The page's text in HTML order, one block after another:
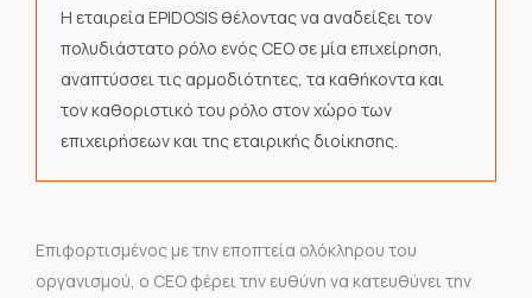
Η εταιρεία EPIDOSIS θέλοντας να αναδείξει τον
πολυδιάστατο ρόλο ενός CEO σε μία επιχείρηση,
αναπτύσσει τις αρμοδιότητες, τα καθήκοντα και
τον καθοριστικό του ρόλο στον χώρο των
επιχειρήσεων και της εταιρικής διοίκησης.
Επιφορτισμένος με την εποπτεία ολόκληρου του
οργανισμού, ο CEO φέρει την ευθύνη να κατευθύνει την